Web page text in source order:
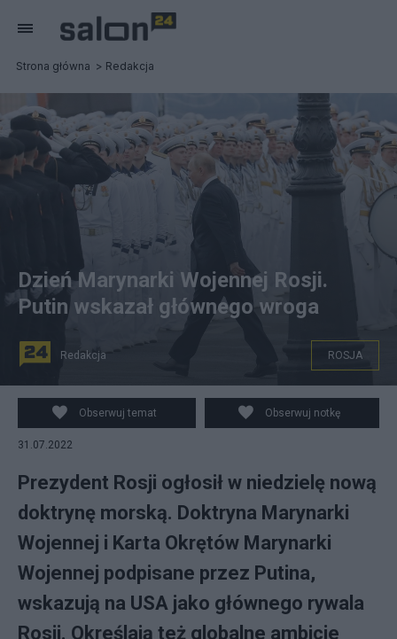
Strona główna Redakcja
Prezydent Rosji Władimir Putin ogłosił w niedzielę nową
doktrynę morską. Fot. PAP/EPA/ANATOLY MALTSEV
Dzień Marynarki Wojennej Rosji.
Putin wskazał głównego wroga
Redakcja ROSJA
Obserwuj temat Obserwuj notkę
31.07.2022
Prezydent Rosji ogłosił w niedzielę nową
doktrynę morską. Doktryna Marynarki
Wojennej i Karta Okrętów Marynarki
Wojennej podpisane przez Putina,
wskazują na USA jako głównego rywala
Rosji. Określają też globalne ambicje